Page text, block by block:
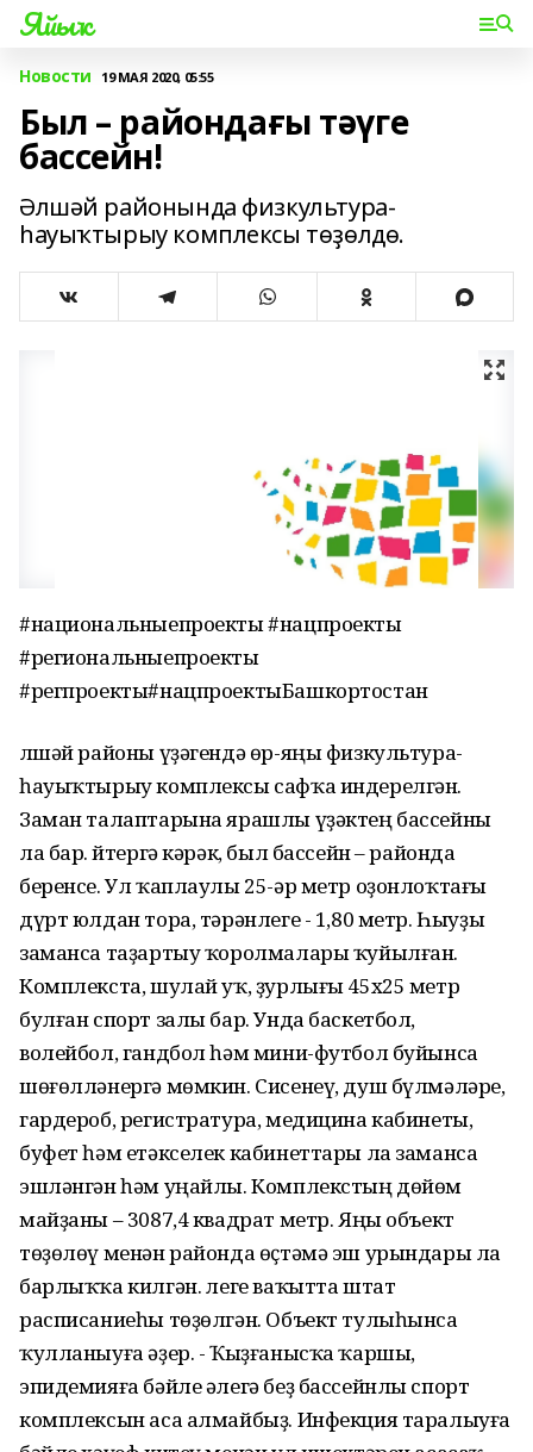
Яйыҡ
Новости 19 МАЯ 2020, 05:55
Был – райондағы тәүге
бассейн!
Әлшәй районында физкультура-
һауыҡтырыу комплексы төҙөлдө.
#национальныепроекты #нацпроекты
#региональныепроекты
#регпроекты#нацпроектыБашкортостан
Әлшәй районы үҙәгендә өр-яңы физкультура-
һауыҡтырыу комплексы сафҡа индерелгән.
Заман талаптарына ярашлы үҙәктең бассейны
ла бар. Әйтергә кәрәк, был бассейн – районда
беренсе. Ул ҡаплаулы 25-әр метр оҙонлоҡтағы
дүрт юлдан тора, тәрәнлеге - 1,80 метр. Һыуҙы
заманса таҙартыу ҡоролмалары ҡуйылған.
Комплекста, шулай уҡ, ҙурлығы 45х25 метр
булған спорт залы бар. Унда баскетбол,
волейбол, гандбол һәм мини-футбол буйынса
шөғөлләнергә мөмкин. Сисенеү, душ бүлмәләре,
гардероб, регистратура, медицина кабинеты,
буфет һәм етәкселек кабинеттары ла заманса
эшләнгән һәм уңайлы. Комплекстың дөйөм
майҙаны – 3087,4 квадрат метр. Яңы объект
төҙөлөү менән районда өҫтәмә эш урындары ла
барлыҡҡа килгән. Әлеге ваҡытта штат
расписаниеһы төҙөлгән. Объект тулыһынса
ҡулланыуға әҙер. - Ҡыҙғанысҡа ҡаршы,
эпидемияға бәйле әлегә беҙ бассейнлы спорт
комплексын аса алмайбыҙ. Инфекция таралыуға